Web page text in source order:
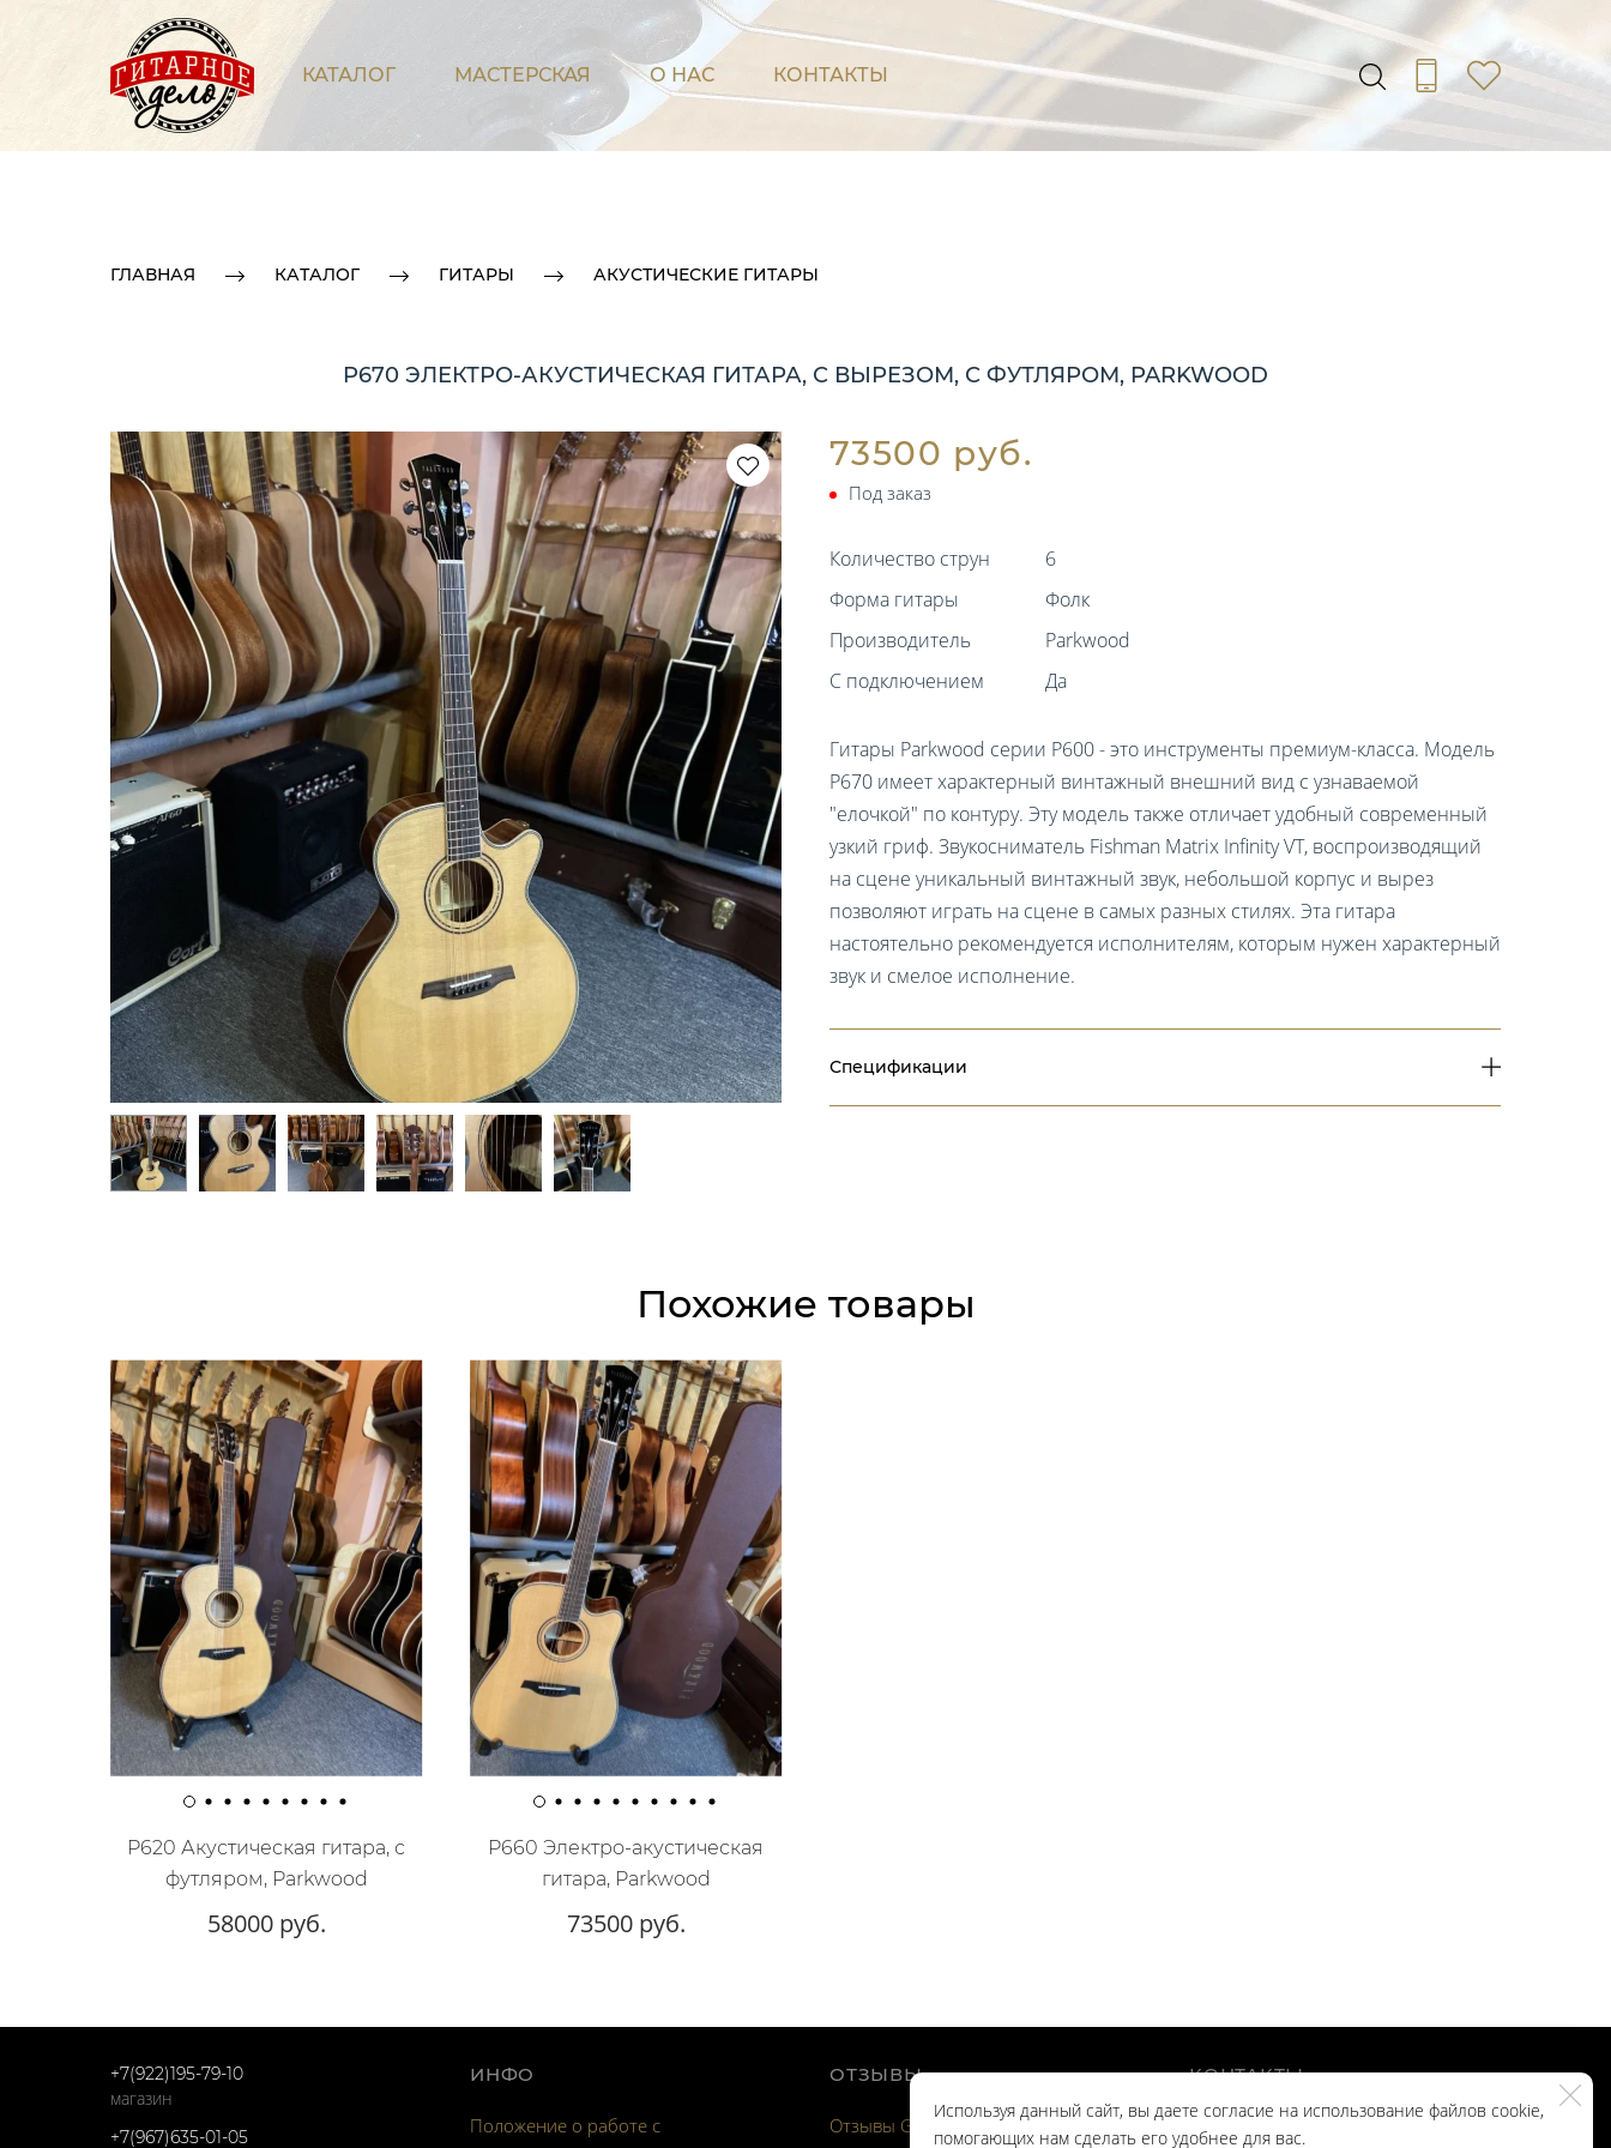
КАТАЛОГ МАСТЕРСКАЯ О НАС КОНТАКТЫ
ГЛАВНАЯ КАТАЛОГ ГИТАРЫ АКУСТИЧЕСКИЕ ГИТАРЫ
P670 ЭЛЕКТРО-АКУСТИЧЕСКАЯ ГИТАРА, С ВЫРЕЗОМ, С ФУТЛЯРОМ, PARKWOOD
73500 руб.
Под заказ
Количество струн
6
Форма гитары
Фолк
Производитель
Parkwood
С подключением
Да
Гитары Parkwood серии P600 - это инструменты премиум-класса. Модель
P670 имеет характерный винтажный внешний вид с узнаваемой
"елочкой" по контуру. Эту модель также отличает удобный современный
узкий гриф. Звукосниматель Fishman Matrix Infinity VT, воспроизводящий
на сцене уникальный винтажный звук, небольшой корпус и вырез
позволяют играть на сцене в самых разных стилях. Эта гитара
настоятельно рекомендуется исполнителям, которым нужен характерный
звук и смелое исполнение.
Спецификации
Похожие товары
P620 Акустическая гитара, с
футляром, Parkwood
58000 руб.
P660 Электро-акустическая
гитара, Parkwood
73500 руб.
+7(922)195-79-10
магазин
+7(967)635-01-05
ИНФО
Положение о работе с
ОТЗЫВЫ
Отзывы Google
КОНТАКТЫ
Используя данный сайт, вы даете согласие на использование файлов cookie,
помогающих нам сделать его удобнее для вас.